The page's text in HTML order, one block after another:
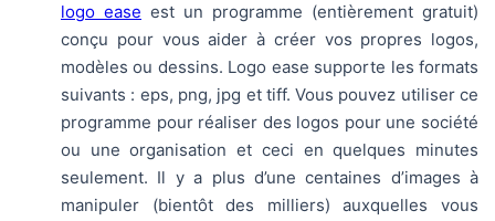
logo ease est un programme (entièrement gratuit)
conçu pour vous aider à créer vos propres logos,
modèles ou dessins. Logo ease supporte les formats
suivants : eps, png, jpg et tiff. Vous pouvez utiliser ce
programme pour réaliser des logos pour une société
ou une organisation et ceci en quelques minutes
seulement. Il y a plus d’une centaines d’images à
manipuler (bientôt des milliers) auxquelles vous